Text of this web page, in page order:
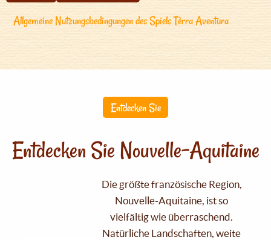
Allgemeine Nutzungsbedingungen des Spiels Tèrra Aventura
Entdecken Sie
Entdecken Sie Nouvelle-Aquitaine
Die größte französische Region,
Nouvelle-Aquitaine, ist so
vielfältig wie überraschend.
Natürliche Landschaften, weite